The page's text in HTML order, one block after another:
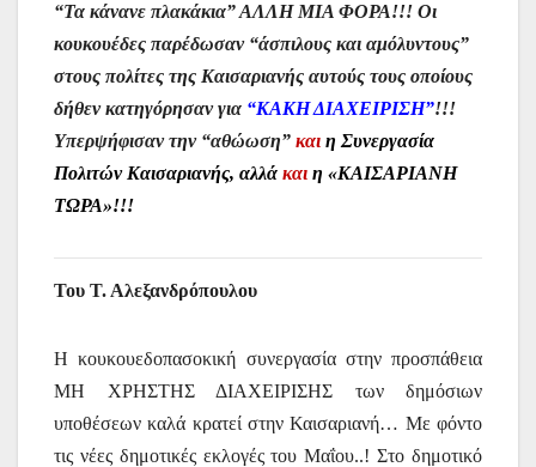
“Τα κάνανε πλακάκια” ΑΛΛΗ ΜΙΑ ΦΟΡΑ!!! Οι
κουκουέδες παρέδωσαν “άσπιλους και αμόλυντους”
στους πολίτες της Καισαριανής αυτούς τους οποίους
δήθεν κατηγόρησαν για “ΚΑΚΗ ΔΙΑΧΕΙΡΙΣΗ”!!!
Υπερψήφισαν την “αθώωση” και η Συνεργασία
Πολιτών Καισαριανής, αλλά και η «ΚΑΙΣΑΡΙΑΝΗ
ΤΩΡΑ»!!!
Του Τ. Αλεξανδρόπουλου
Η κουκουεδοπασοκική συνεργασία στην προσπάθεια
ΜΗ ΧΡΗΣΤΗΣ ΔΙΑΧΕΙΡΙΣΗΣ των δημόσιων
υποθέσεων καλά κρατεί στην Καισαριανή… Με φόντο
τις νέες δημοτικές εκλογές του Μαΐου..! Στο δημοτικό